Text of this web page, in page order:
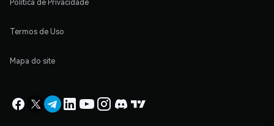
Política de Privacidade
Termos de Uso
Mapa do site